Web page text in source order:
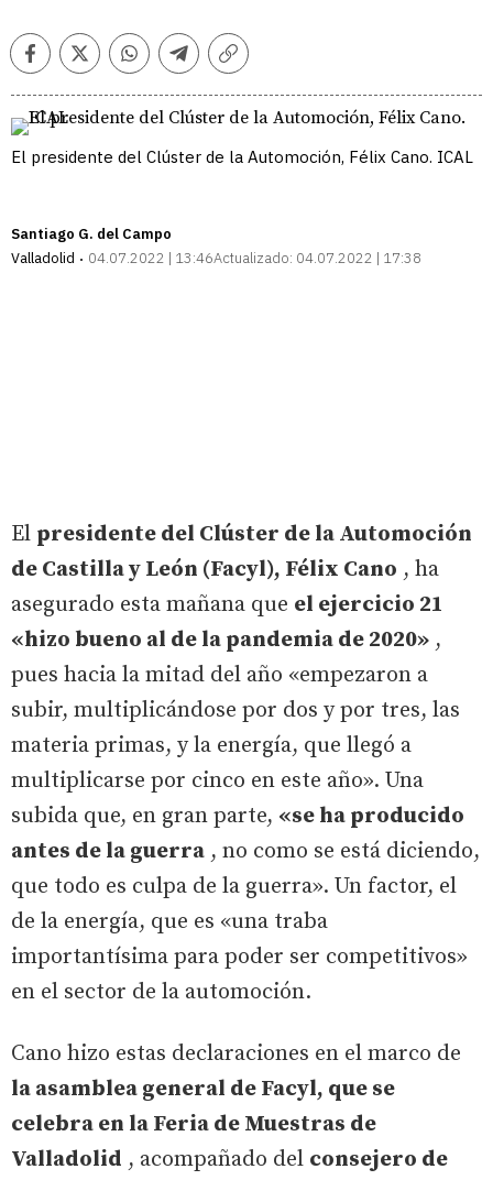
FacebookTwitterWhatsappTelegramCopiar
El presidente del Clúster de la Automoción, Félix Cano. ICAL
Santiago G. del Campo
Valladolid
04.07.2022 | 13:46Actualizado: 04.07.2022 | 17:38
El presidente del Clúster de la Automoción
de Castilla y León (Facyl), Félix Cano , ha
asegurado esta mañana que el ejercicio 21
«hizo bueno al de la pandemia de 2020» ,
pues hacia la mitad del año «empezaron a
subir, multiplicándose por dos y por tres, las
materia primas, y la energía, que llegó a
multiplicarse por cinco en este año». Una
subida que, en gran parte, «se ha producido
antes de la guerra , no como se está diciendo,
que todo es culpa de la guerra». Un factor, el
de la energía, que es «una traba
importantísima para poder ser competitivos»
en el sector de la automoción.
Cano hizo estas declaraciones en el marco de
la asamblea general de Facyl, que se
celebra en la Feria de Muestras de
Valladolid , acompañado del consejero de